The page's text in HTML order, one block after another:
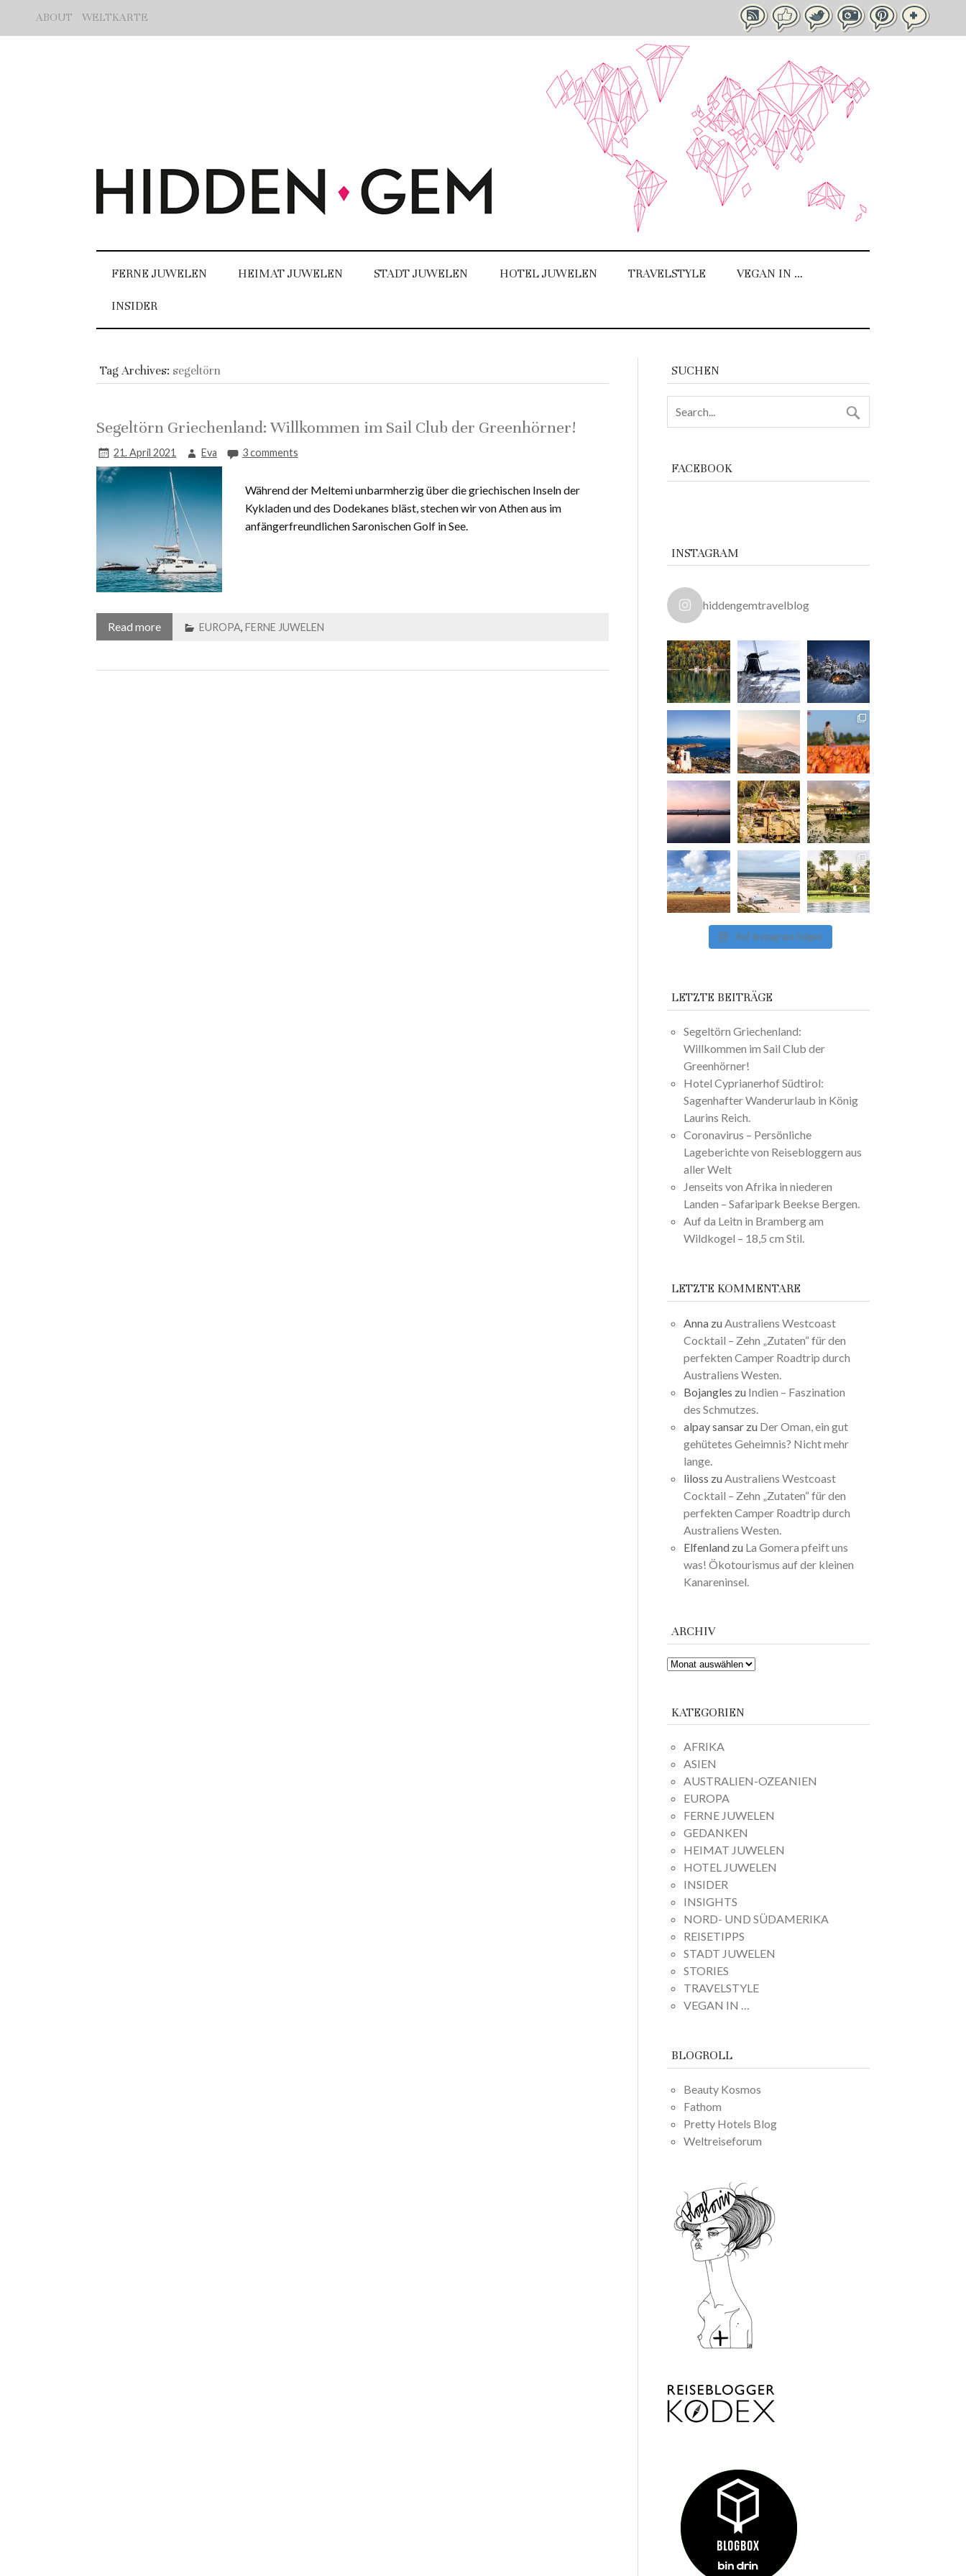
ABOUT WELTKARTE
FERNE JUWELEN HEIMAT JUWELEN STADT JUWELEN HOTEL JUWELEN TRAVELSTYLE VEGAN IN …
INSIDER
Tag Archives: segeltörn
Segeltörn Griechenland: Willkommen im Sail Club der Greenhörner!
21. April 2021 Eva 3 comments
Während der Meltemi unbarmherzig über die griechischen Inseln der
Kykladen und des Dodekanes bläst, stechen wir von Athen aus im
anfängerfreundlichen Saronischen Golf in See.
Read more EUROPA,FERNE JUWELEN
SUCHEN
FACEBOOK
INSTAGRAM
hiddengemtravelblog
Auf Instagram folgen
LETZTE BEITRÄGE
Segeltörn Griechenland:
Willkommen im Sail Club der
Greenhörner!
Hotel Cyprianerhof Südtirol:
Sagenhafter Wanderurlaub in König
Laurins Reich.
Coronavirus – Persönliche
Lageberichte von Reisebloggern aus
aller Welt
Jenseits von Afrika in niederen
Landen – Safaripark Beekse Bergen.
Auf da Leitn in Bramberg am
Wildkogel – 18,5 cm Stil.
LETZTE KOMMENTARE
Anna zu Australiens Westcoast
Cocktail – Zehn „Zutaten“ für den
perfekten Camper Roadtrip durch
Australiens Westen.
Bojangles zu Indien – Faszination
des Schmutzes.
alpay sansar zu Der Oman, ein gut
gehütetes Geheimnis? Nicht mehr
lange.
liloss zu Australiens Westcoast
Cocktail – Zehn „Zutaten“ für den
perfekten Camper Roadtrip durch
Australiens Westen.
Elfenland zu La Gomera pfeift uns
was! Ökotourismus auf der kleinen
Kanareninsel.
ARCHIV
ARCHIV
KATEGORIEN
AFRIKA
ASIEN
AUSTRALIEN-OZEANIEN
EUROPA
FERNE JUWELEN
GEDANKEN
HEIMAT JUWELEN
HOTEL JUWELEN
INSIDER
INSIGHTS
NORD- UND SÜDAMERIKA
REISETIPPS
STADT JUWELEN
STORIES
TRAVELSTYLE
VEGAN IN …
BLOGROLL
Beauty Kosmos
Fathom
Pretty Hotels Blog
Weltreiseforum